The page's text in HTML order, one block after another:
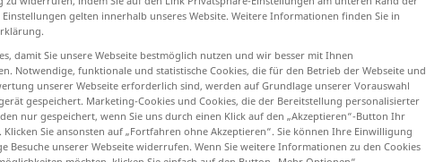
gelten innerhalb unseres Website. Weitere Informationen finden Sie in
damit Sie unsere Webseite bestmöglich nutzen und wir besser mit Ihnen
Notwendige, funktionale und statistische Cookies, die für den Betrieb der Webseite und
unserer Webseite erforderlich sind, werden auf Grundlage unserer Vorauswahl
gespeichert. Marketing-Cookies und Cookies, die der Bereitstellung personalisierter
nur gespeichert, wenn Sie uns durch einen Klick auf den „Akzeptieren“-Button Ihr
Klicken Sie ansonsten auf „Fortfahren ohne Akzeptieren“. Sie können Ihre Einwilligung
Besuche unserer Webseite widerrufen. Wenn Sie weitere Informationen zu den Cookies